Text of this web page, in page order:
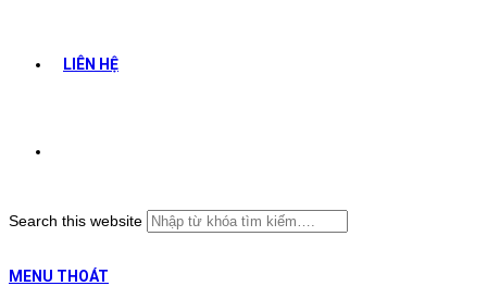
LIÊN HỆ
Search this website
MENU THOÁT